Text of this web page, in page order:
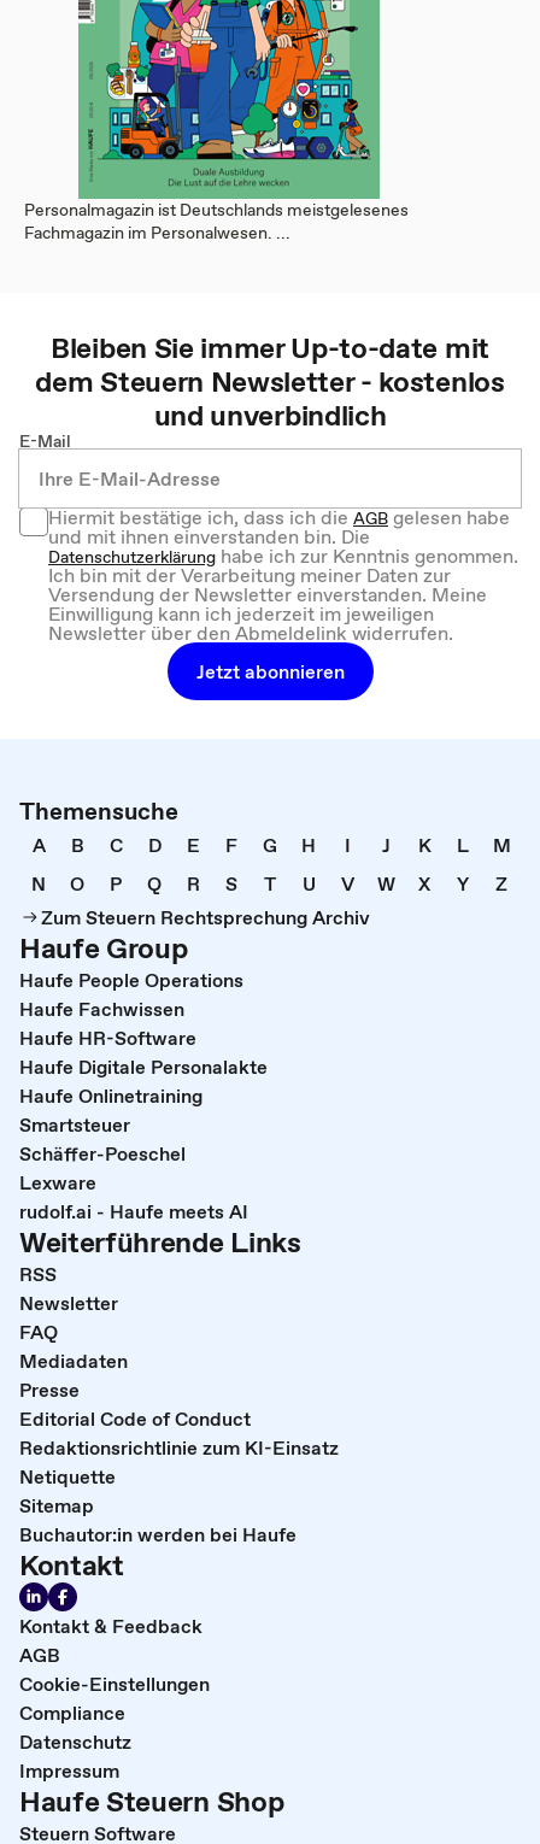
Personalmagazin ist Deutschlands meistgelesenes
Fachmagazin im Personalwesen. ...
Bleiben Sie immer Up-to-date mit
demSteuern Newsletter - kostenlos
und unverbindlich
E-Mail
Hiermit bestätige ich, dass ich dieAGBgelesen habe
und mit ihnen einverstanden bin. Die
Datenschutzerklärung habe ich zur Kenntnis genommen.
Ich bin mit der Verarbeitung meiner Daten zur
Versendung der Newsletter einverstanden. Meine
Einwilligung kann ich jederzeit im jeweiligen
Newsletter über den Abmeldelink widerrufen.
Jetzt abonnieren
Themensuche
A B C D E F G H I J K L
M
N
O P Q R S T U V W X Y
Z
Zum Steuern Rechtsprechung Archiv
Haufe Group
Haufe People Operations
Haufe Fachwissen
Haufe HR-Software
Haufe Digitale Personalakte
Haufe Onlinetraining
Smartsteuer
Schäffer-Poeschel
Lexware
rudolf.ai - Haufe meets AI
Weiterführende Links
RSS
Newsletter
FAQ
Mediadaten
Presse
Editorial Code of Conduct
Redaktionsrichtlinie zum KI-Einsatz
Netiquette
Sitemap
Buchautor:in werden bei Haufe
Kontakt
Kontakt & Feedback
AGB
Cookie-Einstellungen
Compliance
Datenschutz
Impressum
Haufe Steuern Shop
Steuern Software